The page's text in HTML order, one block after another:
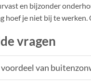
en bijzonder
hoef je niet bij te
vragen
van